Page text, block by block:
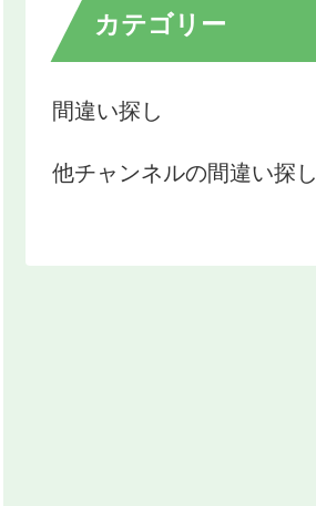
カテゴリー
間違い探し
他チャンネルの間違い探し